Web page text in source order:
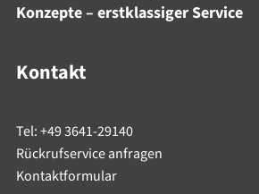
Konzepte – erstklassiger Service
Kontakt
Tel: +49 3641-29140
Rückrufservice anfragen
Kontaktformular